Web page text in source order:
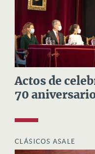
Actos de
70
CLÁSICOS ASALE